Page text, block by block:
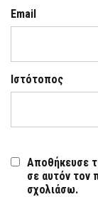
Email
Ιστότοπος
Αποθήκευσε
σε αυτόν τον
σχολιάσω.